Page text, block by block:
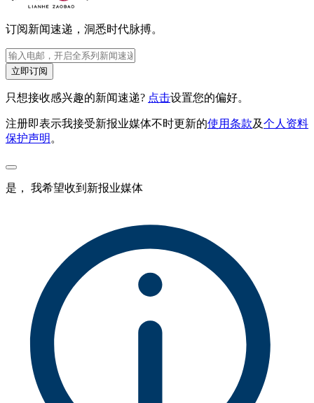
订阅新闻速递，洞悉时代脉搏。
立即订阅
只想接收感兴趣的新闻速递? 点击设置您的偏好。
注册即表示我接受新报业媒体不时更新的使用条款及个人资料
保护声明 。
是， 我希望收到新报业媒体